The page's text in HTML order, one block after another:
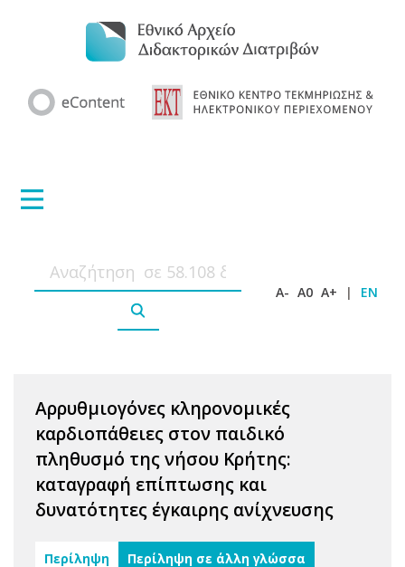
A- A0 A+ | EN
Aρρυθμιογόνες κληρονομικές
καρδιοπάθειες στον παιδικό
πληθυσμό της νήσου Κρήτης:
καταγραφή επίπτωσης και
δυνατότητες έγκαιρης ανίχνευσης
Περίληψη Περίληψη σε άλλη γλώσσα